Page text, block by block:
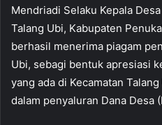
Mendriadi Selaku Kepala
Talang Ubi, Kabupaten
berhasil menerima piagam
Ubi, sebagi bentuk apresiasi
yang ada di Kecamatan
dalam penyaluran Dana Desa